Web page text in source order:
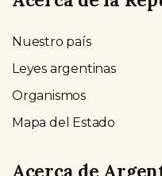
Nuestro país
Leyes argentinas
Organismos
Mapa del Estado
Acerca de